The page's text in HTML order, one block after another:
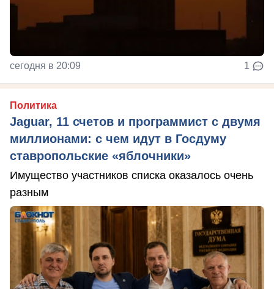
сегодня в 20:09 1
Политика
Jaguar, 11 счетов и программист с двумя
миллионами: с чем идут в Госдуму
ставропольские «яблочники»
Имущество участников списка оказалось очень
разным